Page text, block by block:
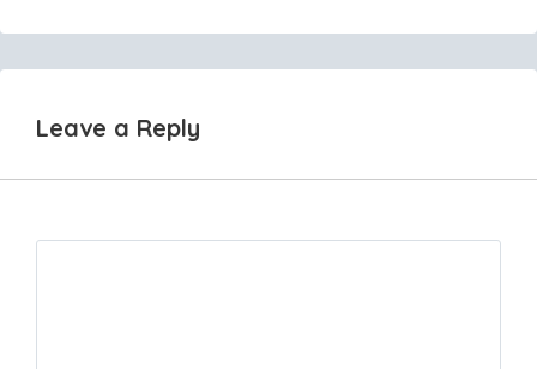
navigation
Leave a Reply